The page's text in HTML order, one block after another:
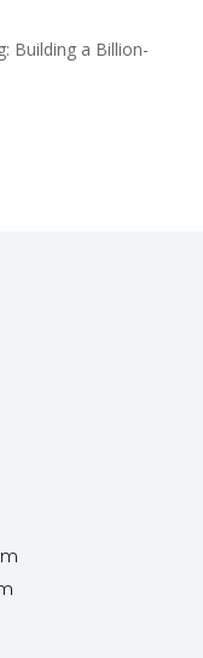
Building a Billion-